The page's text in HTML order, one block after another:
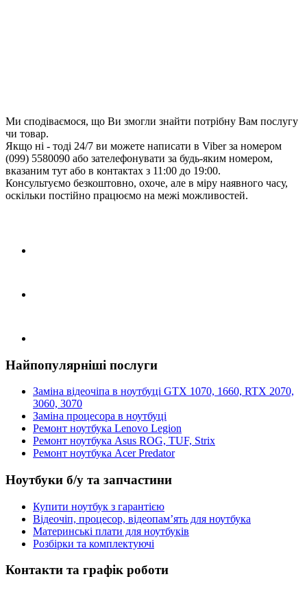
Ми сподіваємося, що Ви змогли знайти потрібну Вам послугу
чи товар.
Якщо ні - тоді 24/7 ви можете написати в Viber за номером
(099) 5580090 або зателефонувати за будь-яким номером,
вказаним тут або в контактах з 11:00 до 19:00.
Консультуємо безкоштовно, охоче, але в міру наявного часу,
оскільки постійно працюємо на межі можливостей.
Найпопулярніші послуги
Заміна відеочіпа в ноутбуці GTX 1070, 1660, RTX 2070,
3060, 3070
Заміна процесора в ноутбуці
Ремонт ноутбука Lenovo Legion
Ремонт ноутбука Asus ROG, TUF, Strix
Ремонт ноутбука Acer Predator
Ноутбуки б/у та запчастини
Купити ноутбук з гарантією
Відеочіп, процесор, відеопам’ять для ноутбука
Материнські плати для ноутбуків
Розбірки та комплектуючі
Контакти та графік роботи